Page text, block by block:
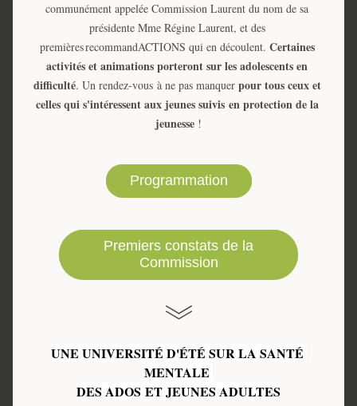
communément appelée Commission Laurent du nom de sa
présidente Mme Régine Laurent, et des
premières recommandACTIONS qui en découlent. Certaines
activités et animations porteront sur les adolescents en
difficulté. Un rendez-vous à ne pas manquer pour tous ceux et
celles qui s'intéressent aux jeunes suivis en protection de la
jeunesse !
Programmation
Premiers constats de la
Commission
UNE UNIVERSITÉ D'ÉTÉ SUR LA SANTÉ
MENTALE
DES ADOS ET JEUNES ADULTES